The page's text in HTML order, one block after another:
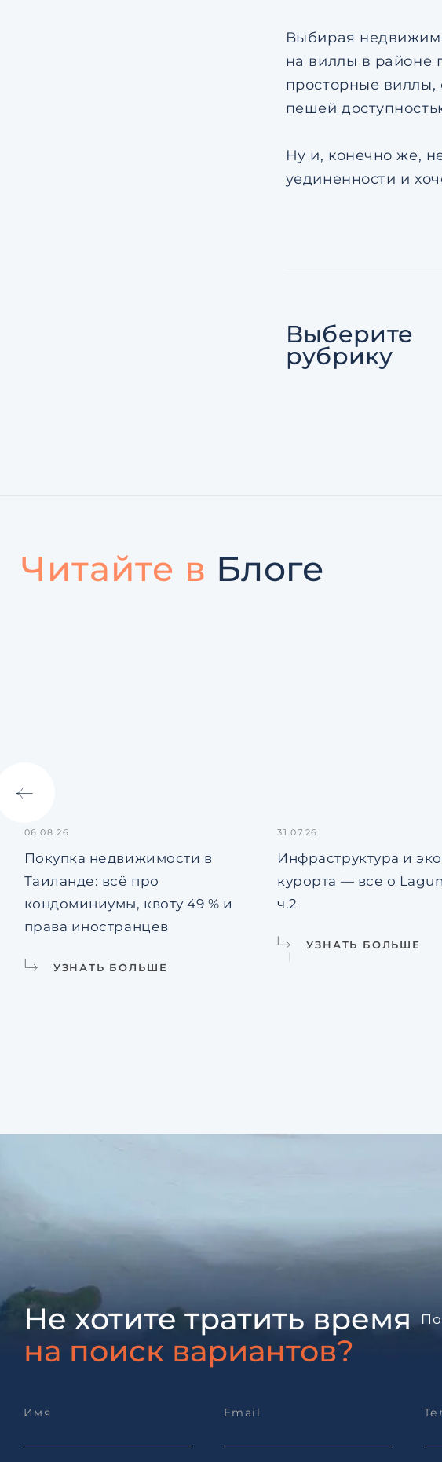
Выбирая
на виллы в районе
просторные
пешей
Ну и, конечно же,
уединенности и
Выберите
рубрику
Читайте в Блоге
06.08.26
Покупка недвижимости в
Таиланде: всё про
кондоминиумы, квоту 49 % и
права иностранцев
УЗНАТЬ БОЛЬШЕ
31.07.26
Инфраструктура и
курорта — все о
ч.2
УЗНАТЬ БОЛЬШЕ
Не хотите тратить время
на поиск вариантов?